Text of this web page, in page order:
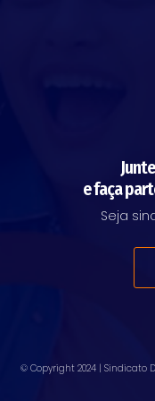
e faça
Seja
© Copyright 2024 | Sindicato